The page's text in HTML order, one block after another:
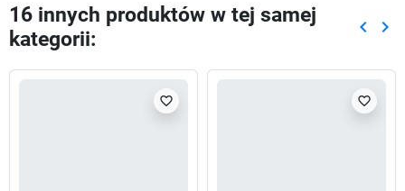
16 innych produktów w tej samej
kategorii:
keyboard_arrow_left keyboard_arrow_right
favorite_border favorite_border